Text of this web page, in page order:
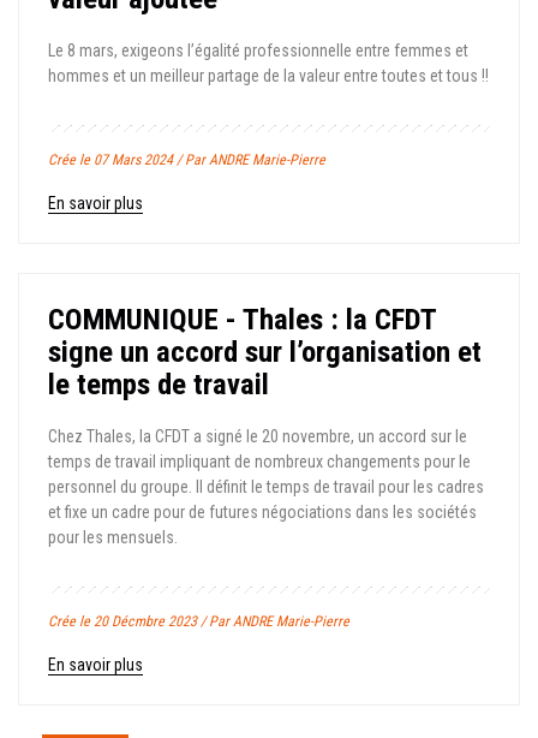
Le 8 mars, exigeons l’égalité professionnelle entre femmes et
hommes et un meilleur partage de la valeur entre toutes et tous !!
Crée le 07 Mars 2024 / Par ANDRE Marie-Pierre
En savoir plus
COMMUNIQUE - Thales : la CFDT
signe un accord sur l’organisation et
le temps de travail
Chez Thales, la CFDT a signé le 20 novembre, un accord sur le
temps de travail impliquant de nombreux changements pour le
personnel du groupe. Il définit le temps de travail pour les cadres
et fixe un cadre pour de futures négociations dans les sociétés
pour les mensuels.
Crée le 20 Décmbre 2023 / Par ANDRE Marie-Pierre
En savoir plus